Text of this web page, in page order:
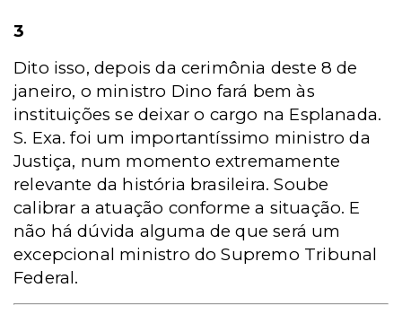
3
Dito isso, depois da cerimônia deste 8 de
janeiro, o ministro Dino fará bem às
instituições se deixar o cargo na Esplanada.
S. Exa. foi um importantíssimo ministro da
Justiça, num momento extremamente
relevante da história brasileira. Soube
calibrar a atuação conforme a situação. E
não há dúvida alguma de que será um
excepcional ministro do Supremo Tribunal
Federal.